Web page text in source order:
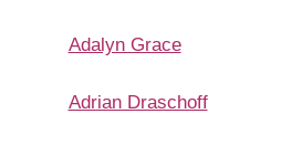
Adalyn Grace
Adrian Draschoff